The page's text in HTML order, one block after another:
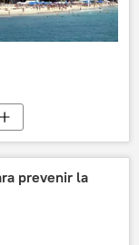
prevenir la